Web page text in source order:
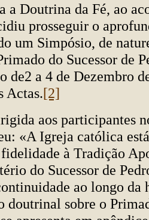
a Doutrina da Fé, ao
prosseguir o
um Simpósio, de
do Sucessor de
de2 a 4 de Dezembro
Actas.[2]
aos participantes
«A Igreja católica
à Tradição
do Sucessor de
ao longo da
doutrinal sobre o